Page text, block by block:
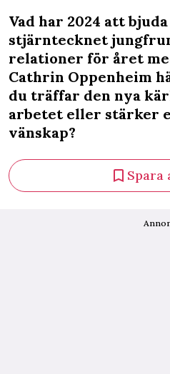
Vad har 2024 att
stjärntecknet
relationer för året
Cathrin Oppenheim
du träffar den nya
arbetet eller stärker
vänskap?